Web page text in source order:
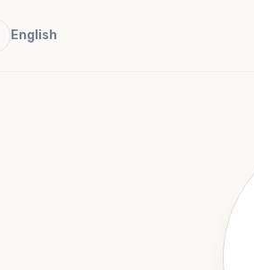
English